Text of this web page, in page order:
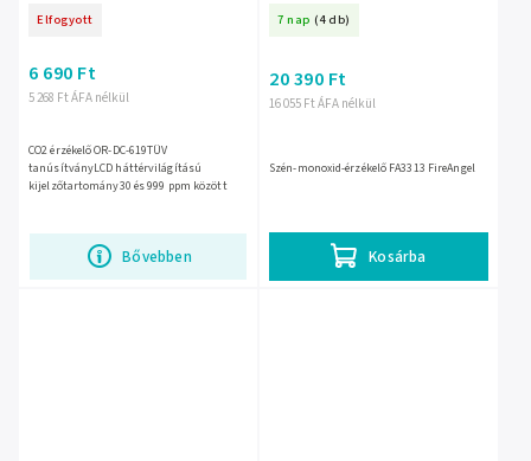
Elfogyott
5 268 Ft ÁFA nélkül
6 690 Ft
Bővebben
CO2 érzékelő OR-DC-619TÜV
tanúsítványLCD háttérvilágítású
kijelzőtartomány30 és 999 ppm között
7 nap (4 db)
16 055 Ft ÁFA nélkül
20 390 Ft
Kosárba
Szén-monoxid-érzékelő FA3313 FireAngel